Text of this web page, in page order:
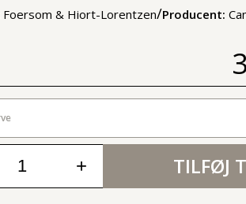
Foersom & Hiort-Lorentzen/Producent:
+ TILFØJ